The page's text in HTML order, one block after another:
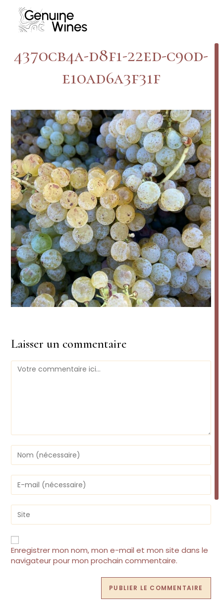
content
4370cb4a-d8f1-22ed-c90d-
e10ad6a3f31f
Laisser un commentaire
Comment
Enter
your
name
or
username
to
comment
Enter
your
email
address
to
comment
Saisir
l’URL
de
votre
site
(facultatif)
Enregistrer mon nom, mon e-mail et mon site dans le
navigateur pour mon prochain commentaire.